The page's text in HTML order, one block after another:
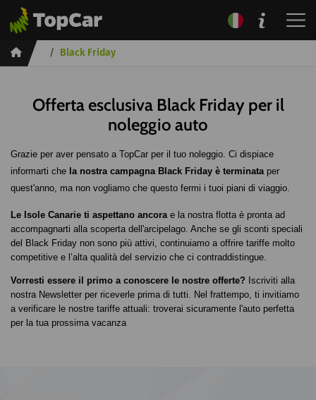
Inicio Black Friday
Offerta esclusiva Black Friday per il
noleggio auto
Grazie per aver pensato a TopCar per il tuo noleggio. Ci dispiace
informarti che la nostra campagna Black Friday è terminata per
quest'anno, ma non vogliamo che questo fermi i tuoi piani di viaggio.
Le Isole Canarie ti aspettano ancora e la nostra flotta è pronta ad
accompagnarti alla scoperta dell'arcipelago. Anche se gli sconti speciali
del Black Friday non sono più attivi, continuiamo a offrire tariffe molto
competitive e l’alta qualità del servizio che ci contraddistingue.
Vorresti essere il primo a conoscere le nostre offerte? Iscriviti alla
nostra Newsletter per riceverle prima di tutti. Nel frattempo, ti invitiamo
a verificare le nostre tariffe attuali: troverai sicuramente l'auto perfetta
per la tua prossima vacanza